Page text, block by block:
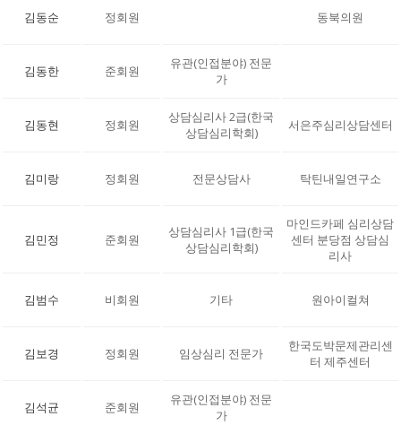
김동순 정회원 동북의원
김동한 준회원
유관(인접분야) 전문
가
김동현 정회원
상담심리사 2급(한국
상담심리학회)
서은주심리상담센터
김미랑 정회원 전문상담사 탁틴내일연구소
김민정 준회원
상담심리사 1급(한국
상담심리학회)
마인드카페 심리상담
센터 분당점 상담심
리사
김범수 비회원 기타 원아이컬쳐
김보경 정회원 임상심리 전문가
한국도박문제관리센
터 제주센터
김석균 준회원
유관(인접분야) 전문
가